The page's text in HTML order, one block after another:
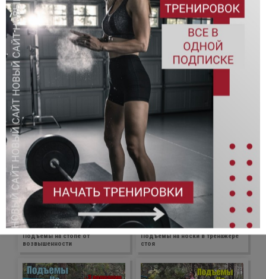
Набрать мышечную массу, увеличить
силу и выносливость. Пройти цикл
тренировок для мужчин в зале и
создать тело своей мечты!
р.
АЛЬТЕРНАТИВНЫЕ УПРАЖНЕНИЯ
Подъемы на стопе от
возвышенности
Подъемы на носки в тренажере
стоя